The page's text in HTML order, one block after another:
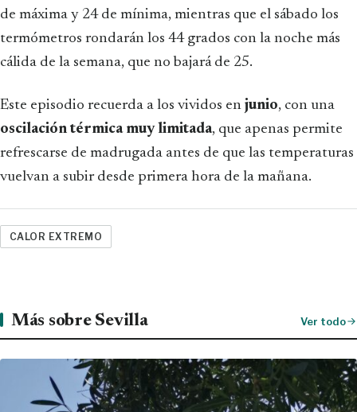
de máxima y 24 de mínima, mientras que el sábado los
termómetros rondarán los 44 grados con la noche más
cálida de la semana, que no bajará de 25.
Este episodio recuerda a los vividos en junio, con una
oscilación térmica muy limitada, que apenas permite
refrescarse de madrugada antes de que las temperaturas
vuelvan a subir desde primera hora de la mañana.
CALOR EXTREMO
Más sobre Sevilla Ver todo